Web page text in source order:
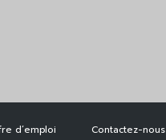
d’emploi Contactez-nous